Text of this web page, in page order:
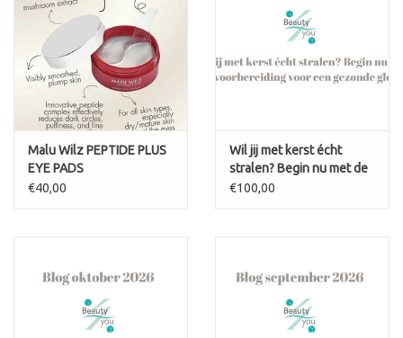
Malu Wilz PEPTIDE PLUS
EYE PADS
€40,00
Wil jij met kerst écht
stralen? Begin nu met de
voorbereiding voor een
€100,00